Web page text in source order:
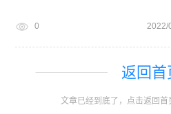
0 2022/
返回首
文章已经到底了，点击返回首